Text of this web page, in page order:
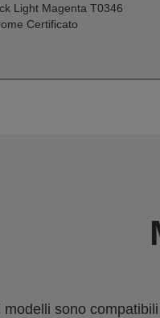
Light Magenta T0346
Certificato
modelli sono